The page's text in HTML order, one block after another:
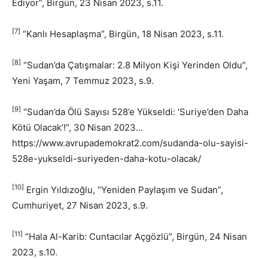
Ediyor”, Birgün, 23 Nisan 2023, s.11.
[7] “Kanlı Hesaplaşma”, Birgün, 18 Nisan 2023, s.11.
[8] “Sudan’da Çatışmalar: 2.8 Milyon Kişi Yerinden Oldu”,
Yeni Yaşam, 7 Temmuz 2023, s.9.
[9] “Sudan’da Ölü Sayısı 528’e Yükseldi: ‘Suriye’den Daha
Kötü Olacak’!”, 30 Nisan 2023…
https://www.avrupademokrat2.com/sudanda-olu-sayisi-
528e-yukseldi-suriyeden-daha-kotu-olacak/
[10] Ergin Yıldızoğlu, “Yeniden Paylaşım ve Sudan”,
Cumhuriyet, 27 Nisan 2023, s.9.
[11] “Hala Al-Karib: Cuntacılar Açgözlü”, Birgün, 24 Nisan
2023, s.10.